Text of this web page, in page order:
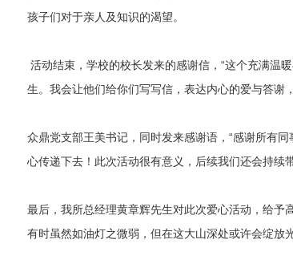
孩子们对于亲人及知识的渴望。
活动结束，学校的校长发来的感谢信，“这个充满温
生。我会让他们给你们写写信，表达内心的爱与答谢
众鼎党支部王美书记，同时发来感谢语，“感谢所有
心传递下去！此次活动很有意义，后续我们还会持续
最后，我所总经理黄章辉先生对此次爱心活动，给
有时虽然如油灯之微弱，但在这大山深处或许会绽放